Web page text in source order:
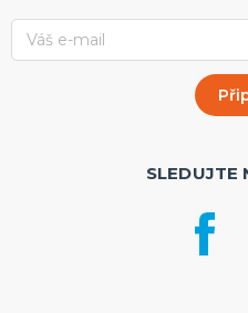
SLEDUJTE